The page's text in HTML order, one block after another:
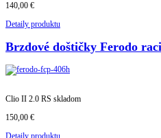
140,00 €
Detaily produktu
Brzdové doštičky Ferodo
Clio II 2.0 RS skladom
150,00 €
Detaily produktu